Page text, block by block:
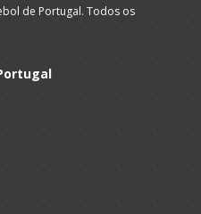
de Portugal. Todos os